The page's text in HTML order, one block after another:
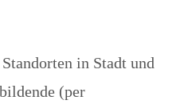
in Stadt und
(per